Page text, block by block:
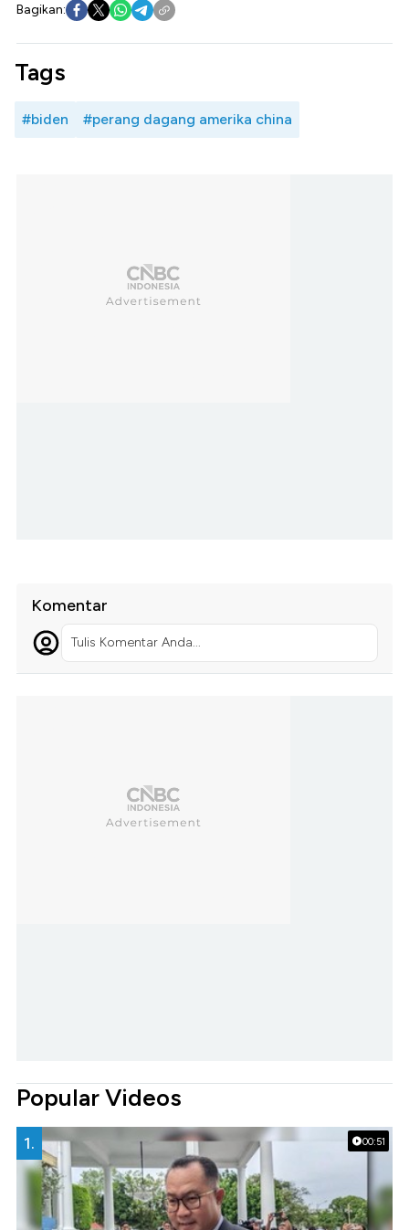
Bagikan:
Tags
#biden #perang dagang amerika china
Komentar
Tulis Komentar Anda...
Popular Videos
00:51
1.